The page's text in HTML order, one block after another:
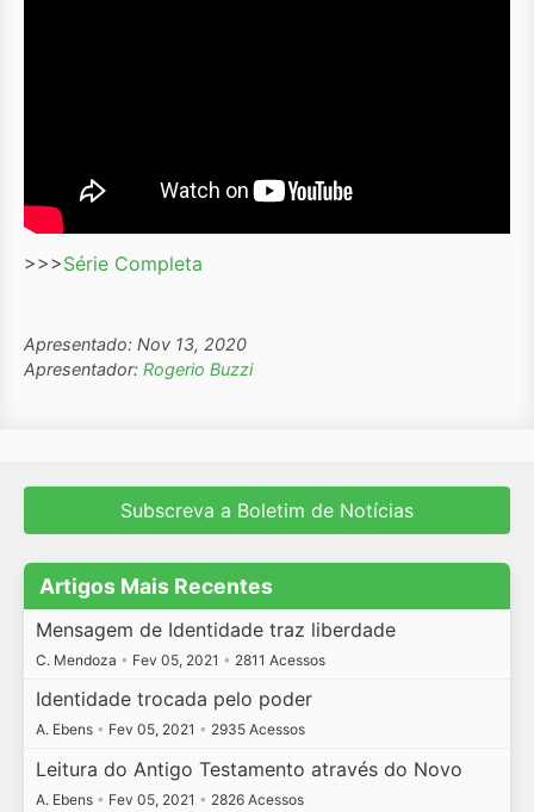
>>>Série Completa
Apresentado: Nov 13, 2020
Apresentador: Rogerio Buzzi
Subscreva a Boletim de Notícias
Artigos Mais Recentes
Mensagem de Identidade traz liberdade
C. Mendoza • Fev 05, 2021 • 2811 Acessos
Identidade trocada pelo poder
A. Ebens • Fev 05, 2021 • 2935 Acessos
Leitura do Antigo Testamento através do Novo
A. Ebens • Fev 05, 2021 • 2826 Acessos